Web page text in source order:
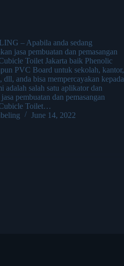
– Apabila anda sedang
jasa pembuatan dan pemasangan
Toilet Jakarta baik Phenolic
PVC Board untuk sekolah, kantor,
dll, anda bisa mempercayakan kepada
adalah salah satu aplikator dan
pembuatan dan pemasangan
Toilet…
June 14, 2022